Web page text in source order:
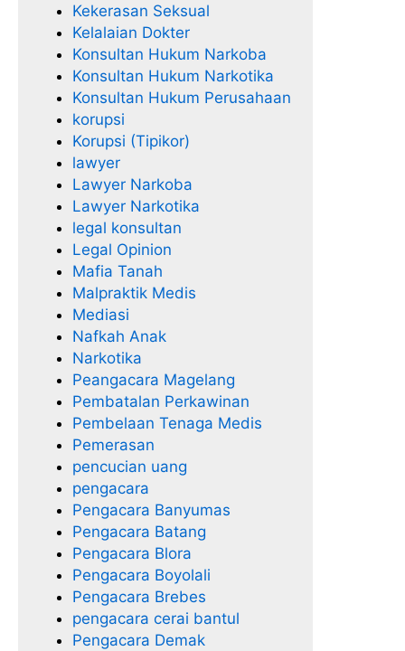
Kekerasan Seksual
Kelalaian Dokter
Konsultan Hukum Narkoba
Konsultan Hukum Narkotika
Konsultan Hukum Perusahaan
korupsi
Korupsi (Tipikor)
lawyer
Lawyer Narkoba
Lawyer Narkotika
legal konsultan
Legal Opinion
Mafia Tanah
Malpraktik Medis
Mediasi
Nafkah Anak
Narkotika
Peangacara Magelang
Pembatalan Perkawinan
Pembelaan Tenaga Medis
Pemerasan
pencucian uang
pengacara
Pengacara Banyumas
Pengacara Batang
Pengacara Blora
Pengacara Boyolali
Pengacara Brebes
pengacara cerai bantul
Pengacara Demak